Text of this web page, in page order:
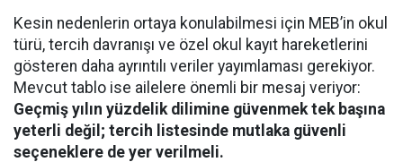
Kesin nedenlerin ortaya konulabilmesi için MEB’in okul
türü, tercih davranışı ve özel okul kayıt hareketlerini
gösteren daha ayrıntılı veriler yayımlaması gerekiyor.
Mevcut tablo ise ailelere önemli bir mesaj veriyor:
Geçmiş yılın yüzdelik dilimine güvenmek tek başına
yeterli değil; tercih listesinde mutlaka güvenli
seçeneklere de yer verilmeli.